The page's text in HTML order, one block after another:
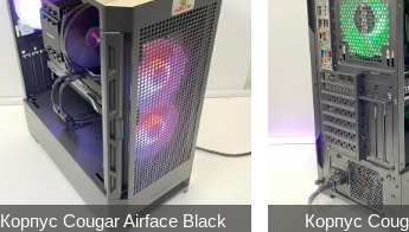
Корпус Cougar Airface Black Корпус